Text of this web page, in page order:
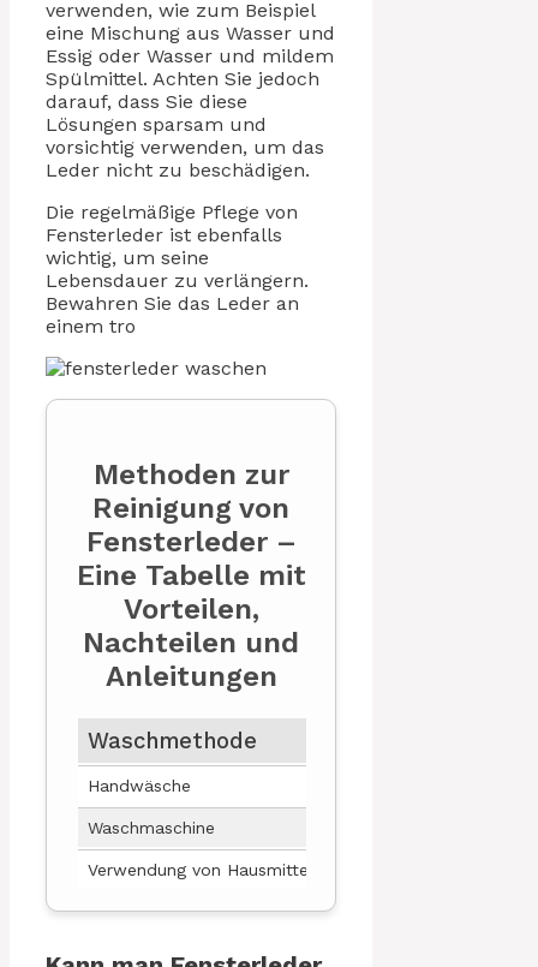
verwenden, wie zum Beispiel
eine Mischung aus Wasser und
Essig oder Wasser und mildem
Spülmittel. Achten Sie jedoch
darauf, dass Sie diese
Lösungen sparsam und
vorsichtig verwenden, um das
Leder nicht zu beschädigen.
Die regelmäßige Pflege von
Fensterleder ist ebenfalls
wichtig, um seine
Lebensdauer zu verlängern.
Bewahren Sie das Leder an
einem tro
Methoden zur
Reinigung von
Fensterleder –
Eine Tabelle mit
Vorteilen,
Nachteilen und
Anleitungen
Waschmethode
Handwäsche
Waschmaschine
Verwendung von Hausmitteln